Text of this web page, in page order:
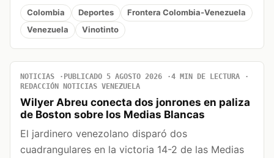
Colombia Deportes
Frontera Colombia-Venezuela
Venezuela
Vinotinto
NOTICIAS PUBLICADO 5 AGOSTO 2026
4 MIN DE LECTURA
REDACCIÓN NOTICIAS VENEZUELA
Wilyer Abreu conecta dos jonrones en paliza
de Boston sobre los Medias Blancas
El jardinero venezolano disparó dos
cuadrangulares en la victoria 14-2 de las Medias